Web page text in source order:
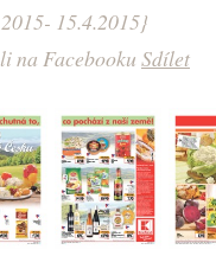
15.4.2015}
na Facebooku Sdílet